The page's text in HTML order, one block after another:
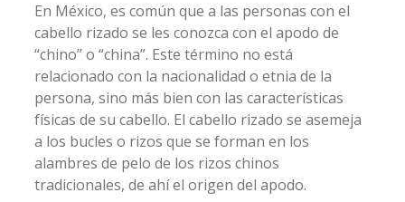
En México, es común que a las personas con el
cabello rizado se les conozca con el apodo de
“chino” o “china”. Este término no está
relacionado con la nacionalidad o etnia de la
persona, sino más bien con las características
físicas de su cabello. El cabello rizado se asemeja
a los bucles o rizos que se forman en los
alambres de pelo de los rizos chinos
tradicionales, de ahí el origen del apodo.